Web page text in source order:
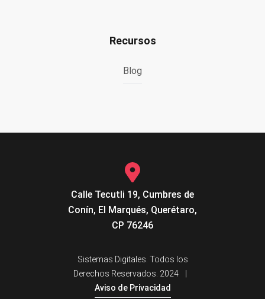
Recursos
Blog
Calle Tecutli 19, Cumbres de
Conín, El Marqués, Querétaro,
CP 76246
Sistemas Digitales. Todos los
Derechos Reservados. 2024
Aviso de Privacidad